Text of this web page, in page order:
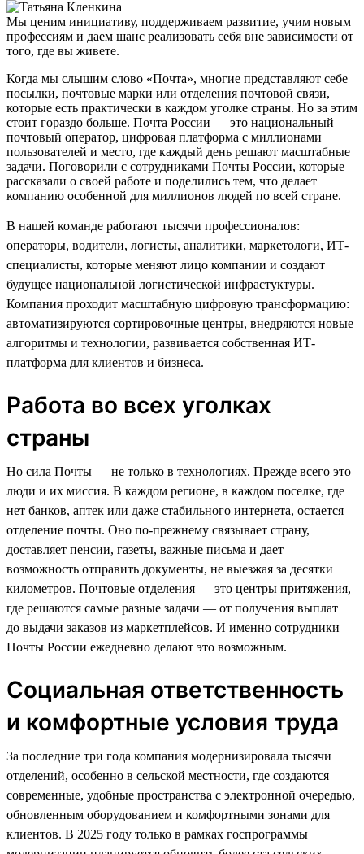
Мы ценим инициативу, поддерживаем развитие, учим новым
профессиям и даем шанс реализовать себя вне зависимости от
того, где вы живете.
Когда мы слышим слово «Почта», многие представляют себе
посылки, почтовые марки или отделения почтовой связи,
которые есть практически в каждом уголке страны. Но за этим
стоит гораздо больше. Почта России — это национальный
почтовый оператор, цифровая платформа с миллионами
пользователей и место, где каждый день решают масштабные
задачи. Поговорили с сотрудниками Почты России, которые
рассказали о своей работе и поделились тем, что делает
компанию особенной для миллионов людей по всей стране.
В нашей команде работают тысячи профессионалов:
операторы, водители, логисты, аналитики, маркетологи, ИТ-
специалисты, которые меняют лицо компании и создают
будущее национальной логистической инфрастуктуры.
Компания проходит масштабную цифровую трансформацию:
автоматизируются сортировочные центры, внедряются новые
алгоритмы и технологии, развивается собственная ИТ-
платформа для клиентов и бизнеса.
Работа во всех уголках
страны
Но сила Почты — не только в технологиях. Прежде всего это
люди и их миссия. В каждом регионе, в каждом поселке, где
нет банков, аптек или даже стабильного интернета, остается
отделение почты. Оно по-прежнему связывает страну,
доставляет пенсии, газеты, важные письма и дает
возможность отправить документы, не выезжая за десятки
километров. Почтовые отделения — это центры притяжения,
где решаются самые разные задачи — от получения выплат
до выдачи заказов из маркетплейсов. И именно сотрудники
Почты России ежедневно делают это возможным.
Социальная ответственность
и комфортные условия труда
За последние три года компания модернизировала тысячи
отделений, особенно в сельской местности, где создаются
современные, удобные пространства с электронной очередью,
обновленным оборудованием и комфортными зонами для
клиентов. В 2025 году только в рамках госпрограммы